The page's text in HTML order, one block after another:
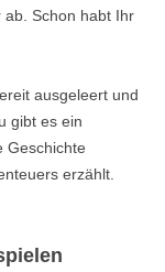
ab. Schon habt Ihr
ausgeleert und
gibt es ein
Geschichte
erzählt.